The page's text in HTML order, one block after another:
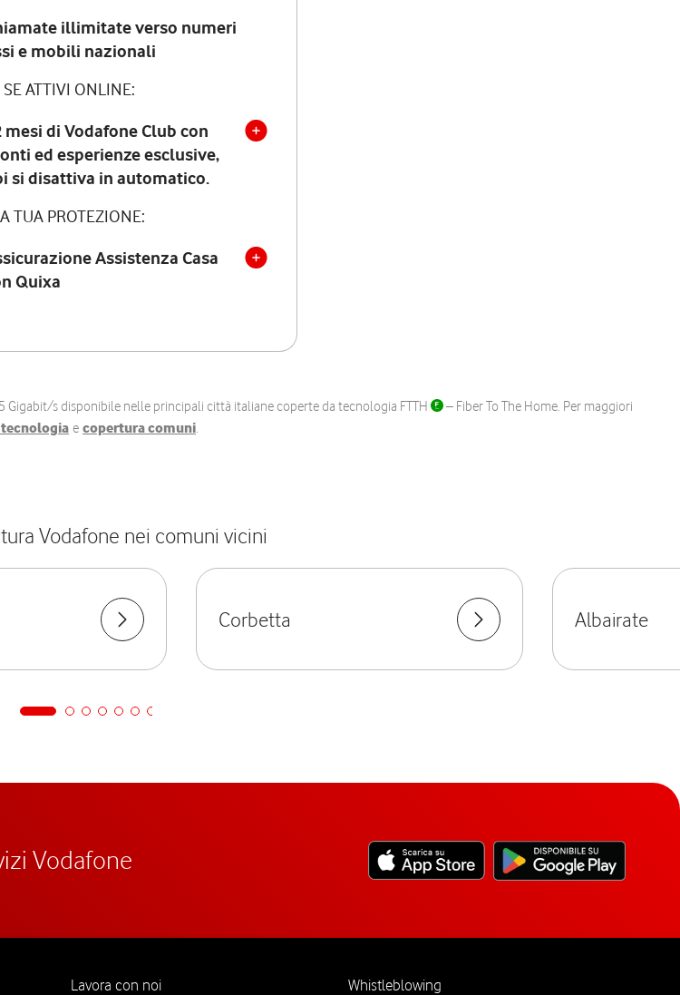
illimitate verso numeri
e mobili nazionali
SE ATTIVI ONLINE:
mesi di Vodafone Club con
ed esperienze esclusive,
si disattiva in automatico.
TUA PROTEZIONE:
Assistenza Casa
Quixa
Gigabit/s disponibile nelle principali città italiane coperte da tecnologia FTTH
– Fiber To The Home. Per maggiori
e copertura comuni.
Vodafone nei comuni vicini
Corbetta Albairate
Vodafone
Lavora con noi Whistleblowing